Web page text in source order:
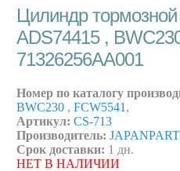
Цилиндр
ADS74415 ,
71326256AA001
Номер по каталогу
BWC230 , FCW5541 ,
Артикул: CS-713
Производитель:
Срок доставки: 1 дн.
НЕТ В НАЛИЧИИ